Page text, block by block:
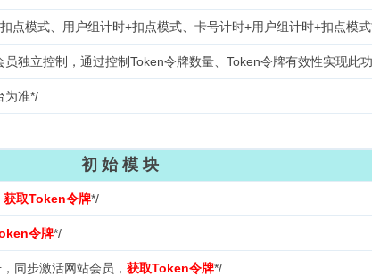
点模式、用户组计时+扣点模式、卡号计时+用户组计时+扣点模
员独立控制，通过控制Token令牌数量、Token令牌有效性实现此
为准*/
初 始 模 块
获取Token令牌*/
令牌*/
同步激活网站会员， 获取Token令牌*/